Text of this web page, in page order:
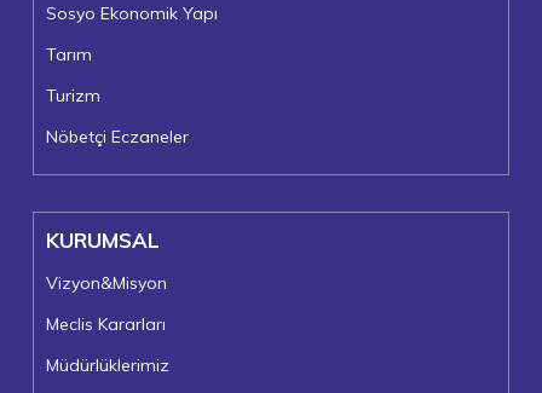
Sosyo Ekonomik Yapı
Tarım
Turizm
Nöbetçi Eczaneler
KURUMSAL
Vizyon&Misyon
Meclis Kararları
Müdürlüklerimiz